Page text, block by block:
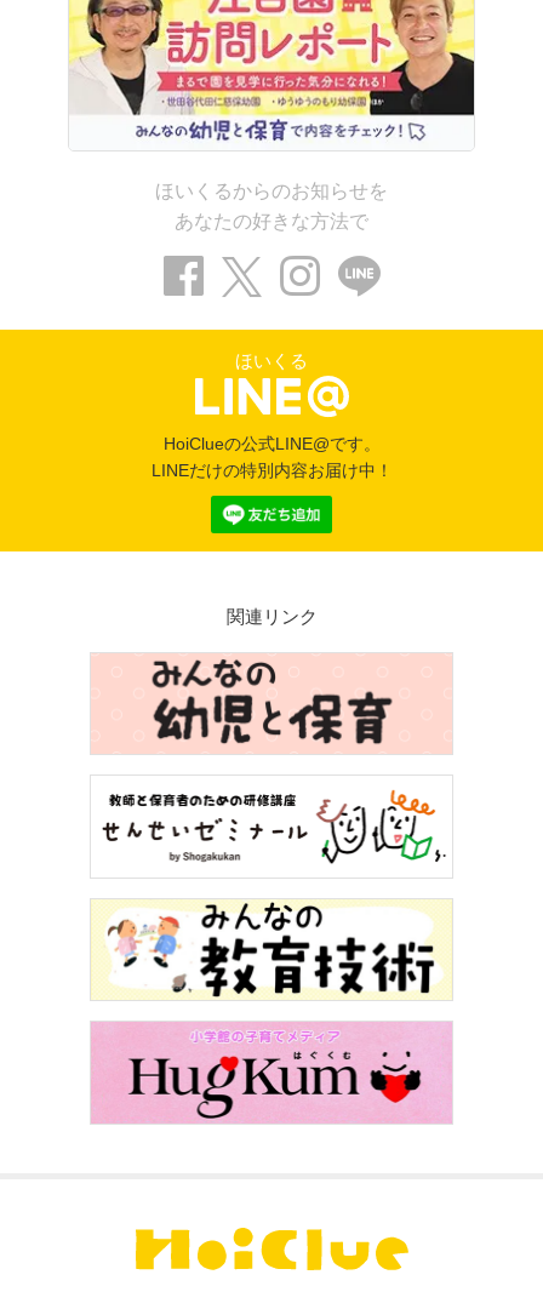
ほいくるからのお知らせを
あなたの好きな方法で
ほいくる
HoiClueの公式LINE@です。
LINEだけの特別内容お届け中！
関連リンク